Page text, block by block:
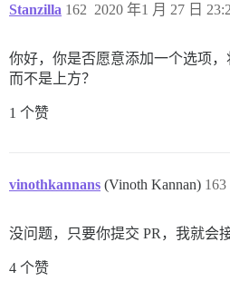
Stanzilla 2020 年1 月 27 日
162
你好，你是否愿意添加一个选项
而不是上方？
1 个赞
vinothkannans (Vinoth Kannan) 163
没问题，只要你提交 PR，我就会接
4 个赞